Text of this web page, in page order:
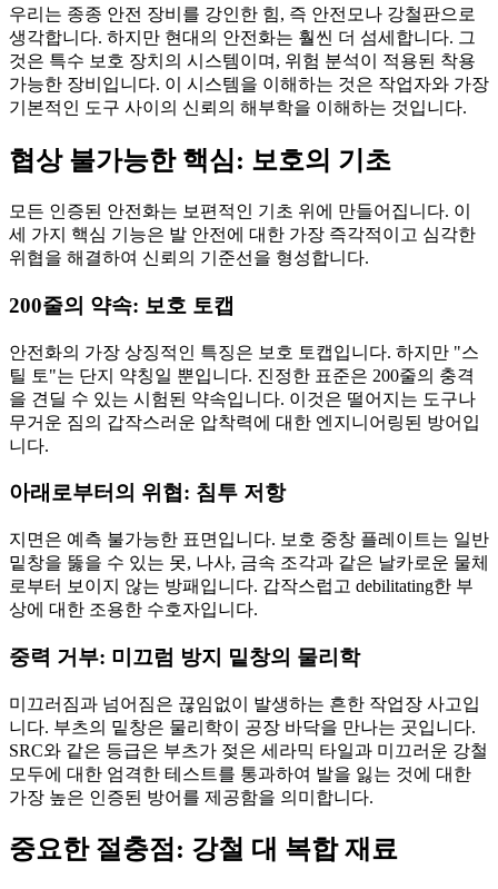
우리는 종종 안전 장비를 강인한 힘, 즉 안전모나 강철판으로
생각합니다. 하지만 현대의 안전화는 훨씬 더 섬세합니다. 그
것은 특수 보호 장치의 시스템이며, 위험 분석이 적용된 착용
가능한 장비입니다. 이 시스템을 이해하는 것은 작업자와 가장
기본적인 도구 사이의 신뢰의 해부학을 이해하는 것입니다.
협상 불가능한 핵심: 보호의 기초
모든 인증된 안전화는 보편적인 기초 위에 만들어집니다. 이
세 가지 핵심 기능은 발 안전에 대한 가장 즉각적이고 심각한
위협을 해결하여 신뢰의 기준선을 형성합니다.
200줄의 약속: 보호 토캡
안전화의 가장 상징적인 특징은 보호 토캡입니다. 하지만 "스
틸 토"는 단지 약칭일 뿐입니다. 진정한 표준은 200줄의 충격
을 견딜 수 있는 시험된 약속입니다. 이것은 떨어지는 도구나
무거운 짐의 갑작스러운 압착력에 대한 엔지니어링된 방어입
니다.
아래로부터의 위협: 침투 저항
지면은 예측 불가능한 표면입니다. 보호 중창 플레이트는 일반
밑창을 뚫을 수 있는 못, 나사, 금속 조각과 같은 날카로운 물체
로부터 보이지 않는 방패입니다. 갑작스럽고 debilitating한 부
상에 대한 조용한 수호자입니다.
중력 거부: 미끄럼 방지 밑창의 물리학
미끄러짐과 넘어짐은 끊임없이 발생하는 흔한 작업장 사고입
니다. 부츠의 밑창은 물리학이 공장 바닥을 만나는 곳입니다.
SRC와 같은 등급은 부츠가 젖은 세라믹 타일과 미끄러운 강철
모두에 대한 엄격한 테스트를 통과하여 발을 잃는 것에 대한
가장 높은 인증된 방어를 제공함을 의미합니다.
중요한 절충점: 강철 대 복합 재료